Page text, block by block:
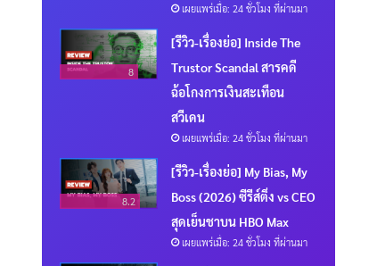
เผยแพร่เมื่อ: 24 ชั่วโมง ที่ผ่านมา
8
[รีวิว-เรื่องย่อ] Inside The
Trustor Scandal สารคดี
ฉ้อโกงการเงินสะเทือน
สวีเดน
เผยแพร่เมื่อ: 24 ชั่วโมง ที่ผ่านมา
8.2
[รีวิว-เรื่องย่อ] My Bias, My
Boss (2026) ซีรีส์ติ่ง vs CEO
สุดเย็นชาบน HBO Max
เผยแพร่เมื่อ: 24 ชั่วโมง ที่ผ่านมา